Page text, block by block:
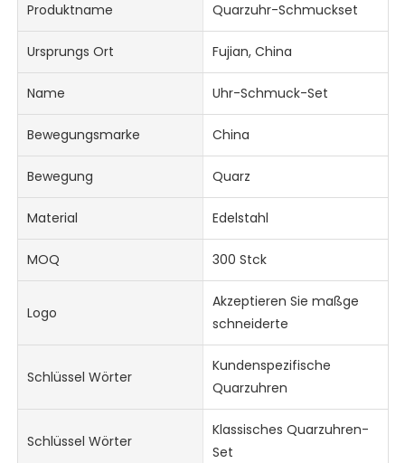
Produktname Quarzuhr-Schmuckset
Ursprungs Ort Fujian, China
Name Uhr-Schmuck-Set
Bewegungsmarke China
Bewegung Quarz
Material Edelstahl
MOQ 300 Stck
Logo
Akzeptieren Sie maßge
schneiderte
Schlüssel Wörter
Kundenspezifische
Quarzuhren
Schlüssel Wörter
Klassisches Quarzuhren-
Set